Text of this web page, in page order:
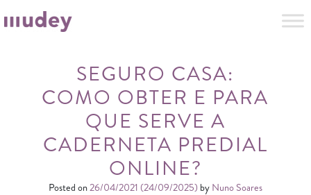
SEGURO CASA:
COMO OBTER E PARA
QUE SERVE A
CADERNETA PREDIAL
ONLINE?
Posted on26/04/2021 (24/09/2025) byNuno Soares